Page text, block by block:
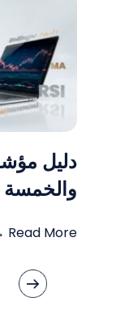
دليل
والخمسة
Read More →
«